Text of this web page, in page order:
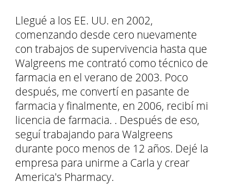
Llegué a los EE. UU. en 2002,
comenzando desde cero nuevamente
con trabajos de supervivencia hasta que
Walgreens me contrató como técnico de
farmacia en el verano de 2003. Poco
después, me convertí en pasante de
farmacia y finalmente, en 2006, recibí mi
licencia de farmacia. . Después de eso,
seguí trabajando para Walgreens
durante poco menos de 12 años. Dejé la
empresa para unirme a Carla y crear
America's Pharmacy.